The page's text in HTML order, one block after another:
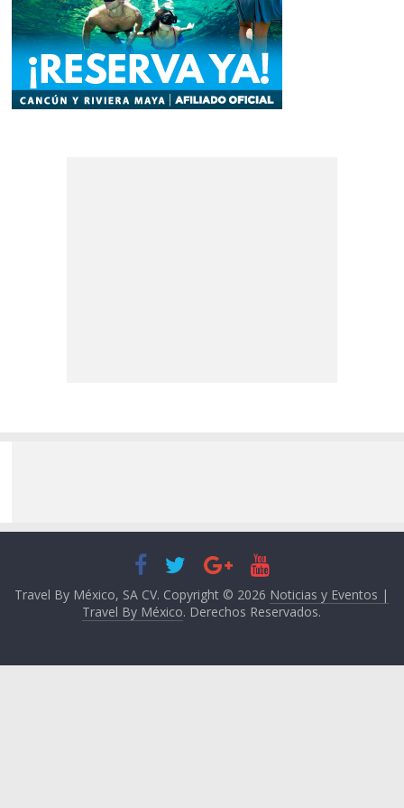
Travel By México, SA CV. Copyright © 2026 Noticias y Eventos |
Travel By México. Derechos Reservados.